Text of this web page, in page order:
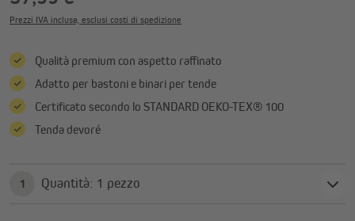
Prezzi IVA inclusa, esclusi costi di spedizione
Qualità premium con aspetto raffinato
Adatto per bastoni e binari per tende
Certificato secondo lo STANDARD OEKO-TEX® 100
Tenda devoré
1 Quantità: 1 pezzo